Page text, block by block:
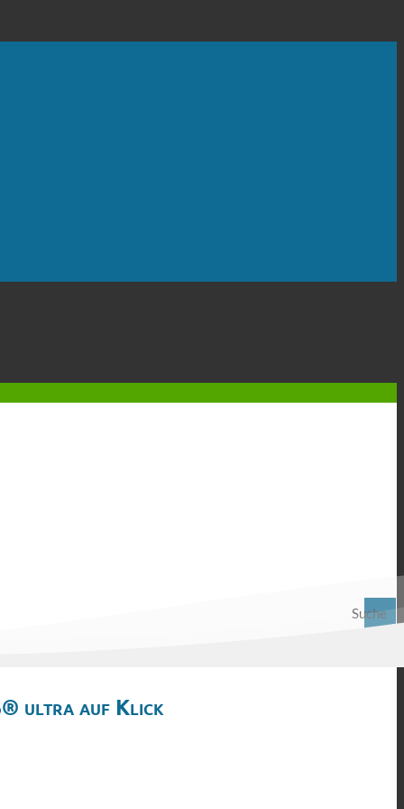
Suche
ultra auf Klick